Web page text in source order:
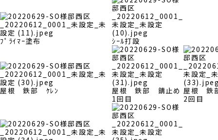
ﾌﾟﾗｲﾏｰ塗布 ｼｰﾙ打設
屋根 鉄部 ｹﾚﾝ
屋根 鉄部 錆止め
1回目
屋根 鉄
2回目